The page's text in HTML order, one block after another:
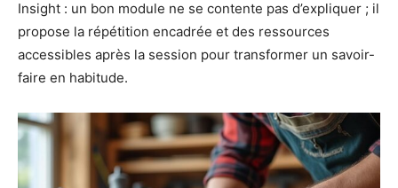
Insight : un bon module ne se contente pas d’expliquer ; il
propose la répétition encadrée et des ressources
accessibles après la session pour transformer un savoir-
faire en habitude.